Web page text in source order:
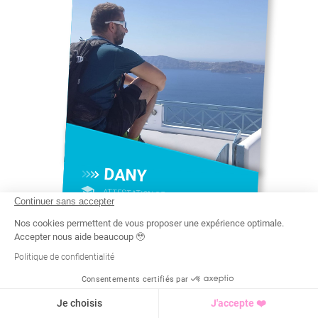
DANY
ATTESTATION DE FORMATION AUX
PREMIERS SECOURS
PROFESSIONNELLE
# CROSS TRAINING À DIJON
Faire du sport, c'est bien
mais quand c'est drôle c'est
carrément mieux ! Venez
découvrir le Cross Training à
Dijon ! Des séances uniques
Continuer sans accepter
Nos cookies permettent de vous proposer une expérience optimale.
Accepter nous aide beaucoup 🥹
Politique de confidentialité
Consentements certifiés par
Je choisis J'accepte ❤️